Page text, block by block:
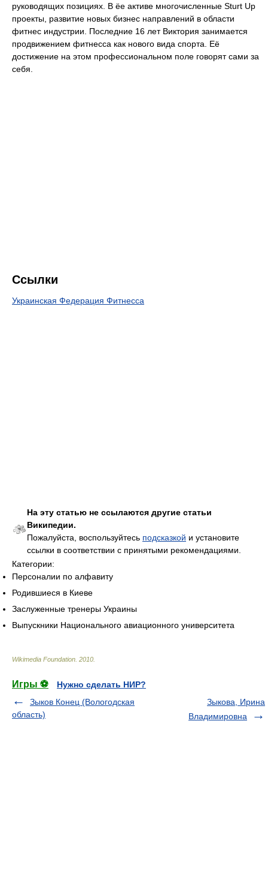
руководящих позициях. В ёе активе многочисленные Sturt Up
проекты, развитие новых бизнес направлений в области
фитнес индустрии. Последние 16 лет Виктория занимается
продвижением фитнесса как нового вида спорта. Её
достижение на этом профессиональном поле говорят сами за
себя.
Ссылки
Украинская Федерация Фитнесса
На эту статью не ссылаются другие статьи
Википедии.
Пожалуйста, воспользуйтесь подсказкой и установите
ссылки в соответствии с принятыми рекомендациями.
Категории:
Персоналии по алфавиту
Родившиеся в Киеве
Заслуженные тренеры Украины
Выпускники Национального авиационного университета
Wikimedia Foundation 2010
Игры ⚽
Нужно сделать НИР?
Зыков Конец (Вологодская
область)
Зыкова, Ирина
Владимировна